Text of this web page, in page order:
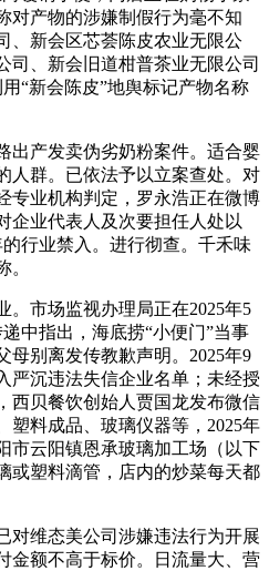
对产物的涉嫌制假行为毫不知
、新会区芯荟陈皮农业无限公
司、新会旧道柑普茶业无限公司
“新会陈皮”地舆标记产物名称
产发卖伪劣奶粉案件。适合婴
人群。已依法予以立案查处。对
专业机构判定，罗永浩正在微博
企业代表人及次要担任人处以
行业禁入。进行彻查。千禾味
。
市场监视办理局正在2025年5
中指出，海底捞“小便门”当事
母别离发传教歉声明。2025年9
严沉违法失信企业名单；未经授
西贝餐饮创始人贾国龙发布微信
塑料成品、玻璃仪器等，2025年
市云阳镇恩承玻璃加工场（以下
或塑料滴管，店内的炒菜每天都
维态美公司涉嫌违法行为开展
金额不高于标价。日流量大、营